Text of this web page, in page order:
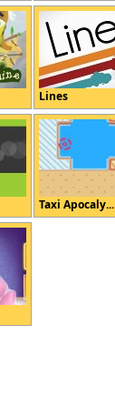
Lines
Taxi Apocaly...